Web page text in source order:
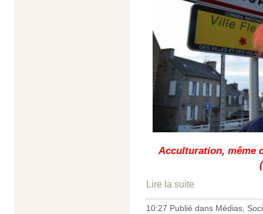
Acculturation, même
Lire la suite
10:27 Publié dans Médias